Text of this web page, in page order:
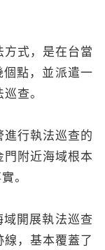
式，是在台當
個點，並派遣一
查。
行執法巡查的
門附近海域根本
。
開展執法巡查
，基本覆蓋了